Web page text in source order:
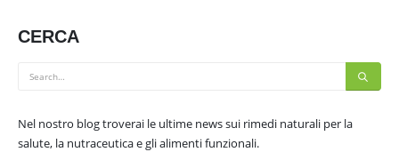
CERCA
Nel nostro blog troverai le ultime news sui rimedi naturali per la
salute, la nutraceutica e gli alimenti funzionali.